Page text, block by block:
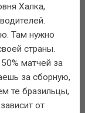
Халка,
Там нужно
страны.
матчей за
за сборную,
те бразильцы,
от